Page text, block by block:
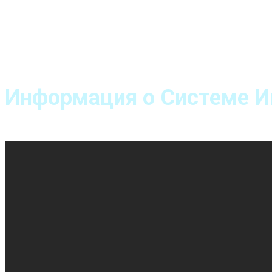
Информация о Системе